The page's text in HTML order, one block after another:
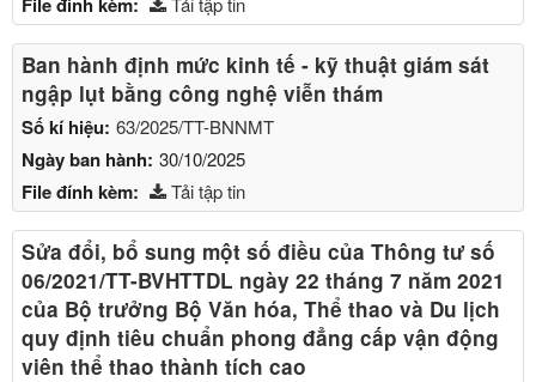
Ban hành định mức kinh tế - kỹ thuật giám sát
ngập lụt bằng công nghệ viễn thám
Số kí hiệu: 63/2025/TT-BNNMT
Ngày ban hành: 30/10/2025
File đính kèm: Tải tập tin
Sửa đổi, bổ sung một số điều của Thông tư số
06/2021/TT-BVHTTDL ngày 22 tháng 7 năm 2021
của Bộ trưởng Bộ Văn hóa, Thể thao và Du lịch
quy định tiêu chuẩn phong đẳng cấp vận động
viên thể thao thành tích cao